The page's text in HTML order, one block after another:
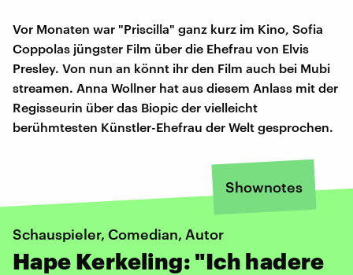
Vor Monaten war "Priscilla" ganz kurz im Kino, Sofia
Coppolas jüngster Film über die Ehefrau von Elvis
Presley. Von nun an könnt ihr den Film auch bei Mubi
streamen. Anna Wollner hat aus diesem Anlass mit der
Regisseurin über das Biopic der vielleicht
berühmtesten Künstler-Ehefrau der Welt gesprochen.
Shownotes
Schauspieler, Comedian, Autor
Hape Kerkeling: "Ich hadere